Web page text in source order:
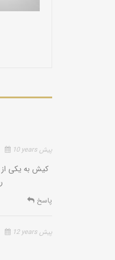
10 years پیش
کیش به یکی
پاسخ
12 years پیش